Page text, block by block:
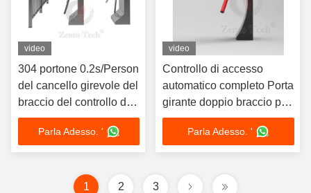
video
304 portone 0.2s/Person
del cancello girevole del
braccio del controllo di
accesso tre di acciaio
inossidabile
Parla Adesso. '
video
Controllo di accesso
automatico completo Porta
girante doppio braccio per
palestre Area panoramica
Parla Adesso. '
1 2 3